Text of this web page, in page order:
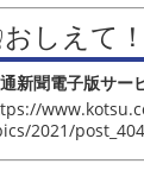
おしえて
新聞電子版サー
2021/